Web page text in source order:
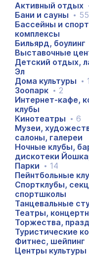
Активный отдых
Бани и сауны
55
Бассейны и
комплексы
Бильярд, боулинг
Выставочные
Детский отдых,
Эл
Дома культуры
Зоопарк
2
Интернет-кафе,
клубы
Кинотеатры
6
Музеи,
салоны, галереи
Ночные клубы,
дискотеки
Парки
14
Пейнтбольные
Спортклубы,
спортшколы
Танцевальные
Театры,
Торжества,
Туристические
Фитнес, шейпинг
Центры культуры
Йошкар-Олу
«Севастопольском
Отдых и развлечения